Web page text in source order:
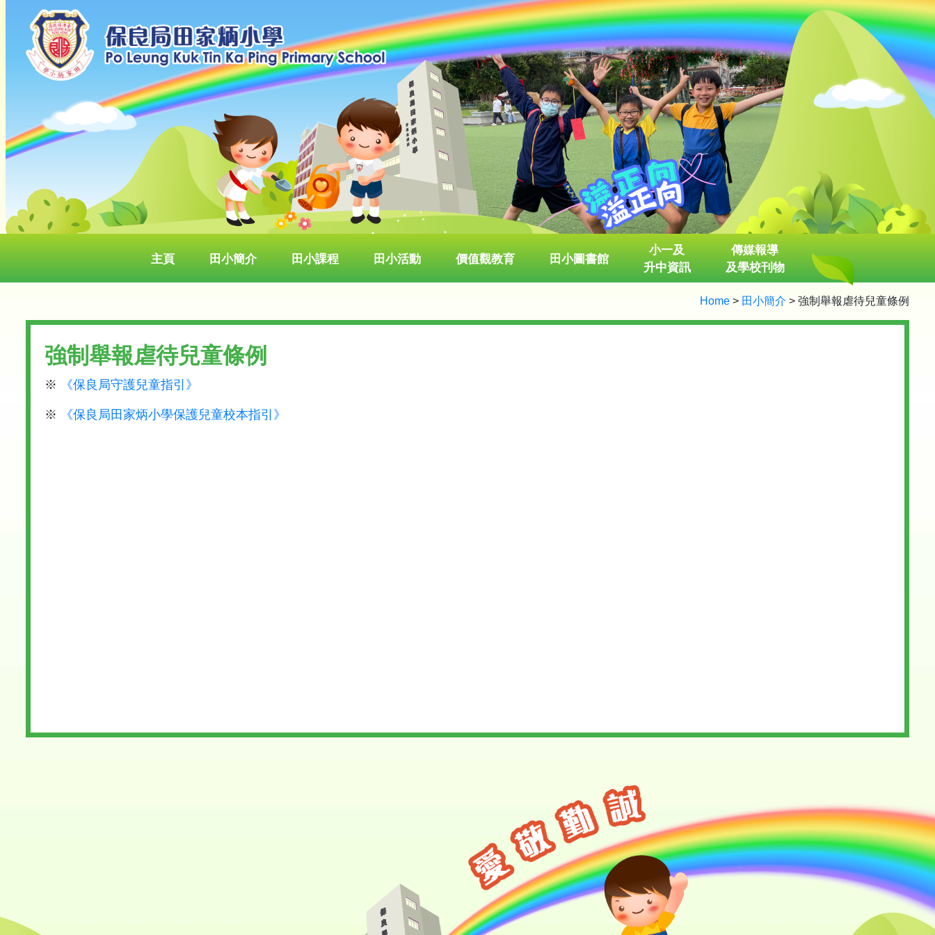
主頁 田小簡介 田小課程 田小活動 價值觀教育 田小圖書館
小一及
升中資訊
傳媒報導
及學校刊物
Home > 田小簡介 > 強制舉報虐待兒童條例
強制舉報虐待兒童條例
※ 《保良局守護兒童指引》
※ 《保良局田家炳小學保護兒童校本指引》